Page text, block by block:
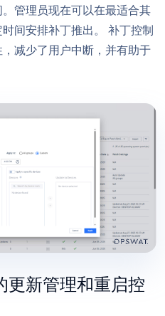
管理员现在可以在最适合其
间安排补丁推出。 补丁控制
减少了用户中断，并有助于
更新管理和重启控